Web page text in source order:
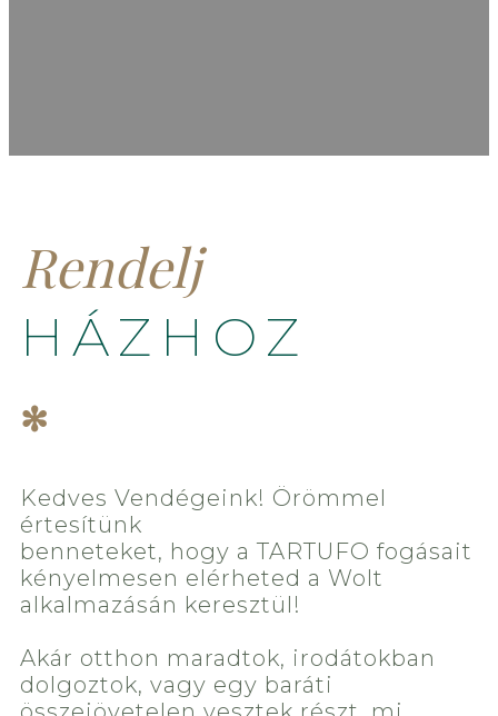
Rendelj
HÁZHOZ
✻
Kedves Vendégeink! Örömmel
értesítünk
benneteket, hogy a TARTUFO fogásait
kényelmesen elérheted a Wolt
alkalmazásán keresztül!
Akár otthon maradtok, irodátokban
dolgoztok, vagy egy baráti